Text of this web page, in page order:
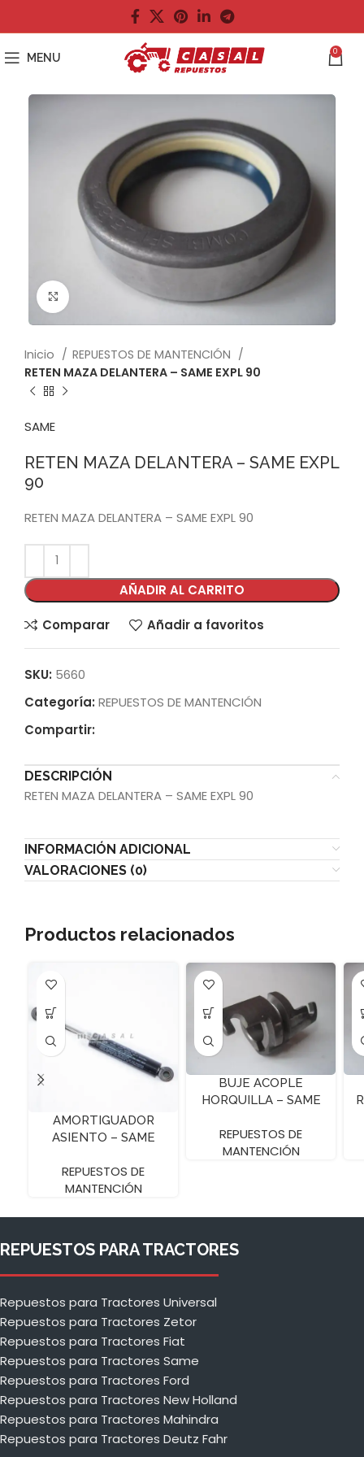
MENU 0
Click to enlarge
Inicio
REPUESTOS DE MANTENCIÓN
RETEN MAZA DELANTERA – SAME EXPL 90
SAME
RETEN MAZA DELANTERA – SAME EXPL
90
RETEN MAZA DELANTERA – SAME EXPL 90
AÑADIR AL CARRITO
Comparar Añadir a favoritos
SKU: 5660
Categoría: REPUESTOS DE MANTENCIÓN
Compartir:
DESCRIPCIÓN
RETEN MAZA DELANTERA – SAME EXPL 90
INFORMACIÓN ADICIONAL
VALORACIONES (0)
Productos relacionados
AMORTIGUADOR
ASIENTO – SAME
REPUESTOS DE
MANTENCIÓN
BUJE ACOPLE
HORQUILLA – SAME
REPUESTOS DE
MANTENCIÓN
REPUESTOS PARA TRACTORES
Repuestos para Tractores Universal
Repuestos para Tractores Zetor
Repuestos para Tractores Fiat
Repuestos para Tractores Same
Repuestos para Tractores Ford
Repuestos para Tractores New Holland
Repuestos para Tractores Mahindra
Repuestos para Tractores Deutz Fahr